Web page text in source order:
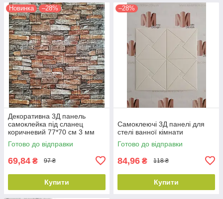
Новинка –28%
Декоративна 3Д панель
самоклейка під сланец
коричневий 77*70 см 3 мм
NNDesign
Готово до відправки
69,84 ₴ 97 ₴
Купити
–28%
Самоклеючі 3Д панелі для
стелі ванної кімнати
Готово до відправки
84,96 ₴ 118 ₴
Купити